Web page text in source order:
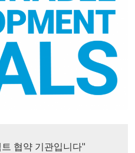
협약 기관입니다"